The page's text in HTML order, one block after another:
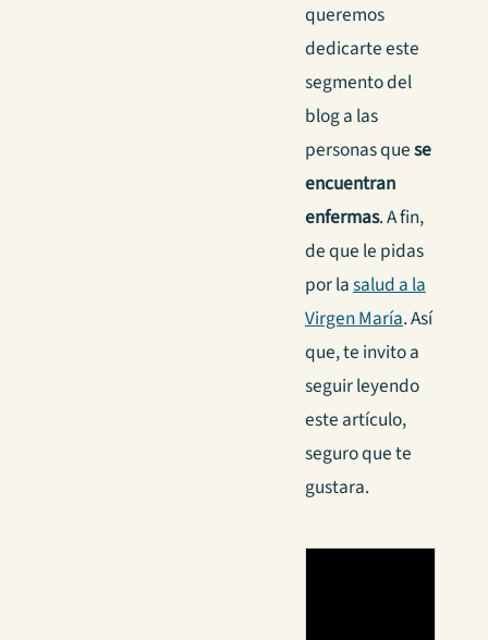
queremos
dedicarte este
segmento del
blog a las
personas quese
encuentran
enfermas. A fin,
de que le pidas
por lasalud a la
Virgen María. Así
que, te invito a
seguir leyendo
este artículo,
seguro que te
gustara.